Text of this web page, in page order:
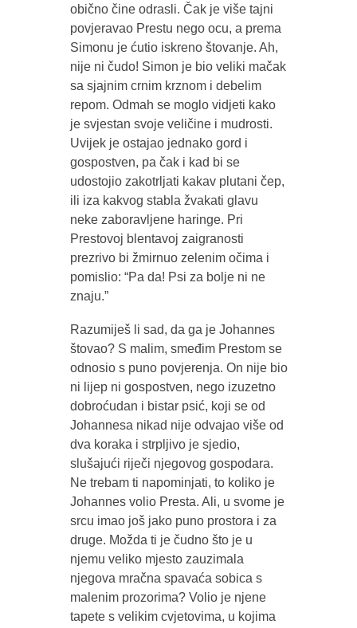
obično čine odrasli. Čak je više tajni
povjeravao Prestu nego ocu, a prema
Simonu je ćutio iskreno štovanje. Ah,
nije ni čudo! Simon je bio veliki mačak
sa sjajnim crnim krznom i debelim
repom. Odmah se moglo vidjeti kako
je svjestan svoje veličine i mudrosti.
Uvijek je ostajao jednako gord i
gospostven, pa čak i kad bi se
udostojio zakotrljati kakav plutani čep,
ili iza kakvog stabla žvakati glavu
neke zaboravljene haringe. Pri
Prestovoj blentavoj zaigranosti
prezrivo bi žmirnuo zelenim očima i
pomislio: “Pa da! Psi za bolje ni ne
znaju.”
Razumiješ li sad, da ga je Johannes
štovao? S malim, smeđim Prestom se
odnosio s puno povjerenja. On nije bio
ni lijep ni gospostven, nego izuzetno
dobroćudan i bistar psić, koji se od
Johannesa nikad nije odvajao više od
dva koraka i strpljivo je sjedio,
slušajući riječi njegovog gospodara.
Ne trebam ti napominjati, to koliko je
Johannes volio Presta. Ali, u svome je
srcu imao još jako puno prostora i za
druge. Možda ti je čudno što je u
njemu veliko mjesto zauzimala
njegova mračna spavaća sobica s
malenim prozorima? Volio je njene
tapete s velikim cvjetovima, u kojima